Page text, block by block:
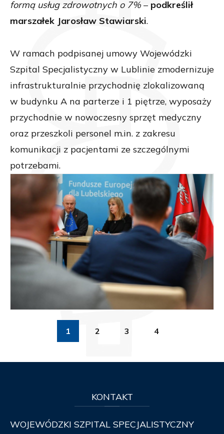
formą usług zdrowotnych o 7% – podkreślił
marszałek Jarosław Stawiarski.
W ramach podpisanej umowy Wojewódzki
Szpital Specjalistyczny w Lublinie zmodernizuje
infrastrukturalnie przychodnię zlokalizowaną
w budynku A na parterze i 1 piętrze, wyposaży
przychodnie w nowoczesny sprzęt medyczny
oraz przeszkoli personel m.in. z zakresu
komunikacji z pacjentami ze szczególnymi
potrzebami.
1 2 3 4
KONTAKT
WOJEWÓDZKI SZPITAL SPECJALISTYCZNY